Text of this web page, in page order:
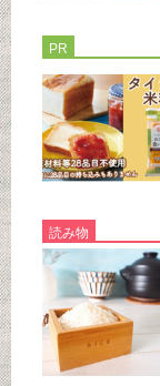
PR
読み物